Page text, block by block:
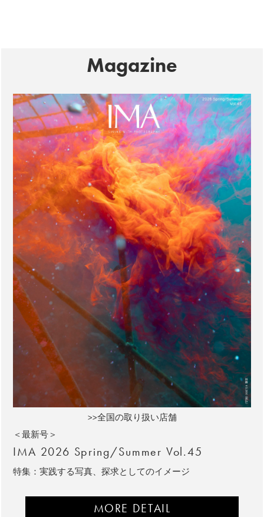
Magazine
>>全国の取り扱い店舗
＜最新号＞
IMA 2026 Spring/Summer Vol.45
特集：実践する写真、探求としてのイメージ
MORE DETAIL